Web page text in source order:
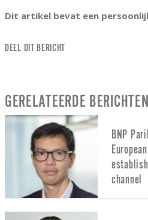
Dit artikel bevat een
DEEL DIT BERICHT
GERELATEERDE BERICHTEN
BNP
channel